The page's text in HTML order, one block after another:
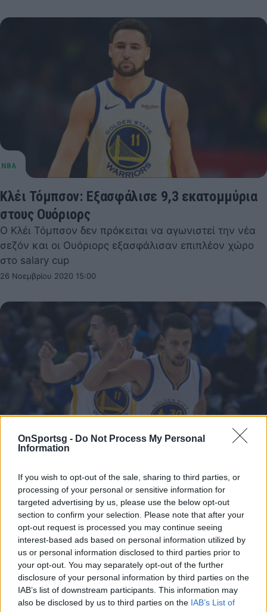
OnSportsg - Do Not Process My Personal
Information
If you wish to opt-out of the sale, sharing to third parties, or
processing of your personal or sensitive information for
targeted advertising by us, please use the below opt-out
section to confirm your selection. Please note that after your
opt-out request is processed you may continue seeing
interest-based ads based on personal information utilized by
us or personal information disclosed to third parties prior to
your opt-out. You may separately opt-out of the further
disclosure of your personal information by third parties on the
IAB’s list of downstream participants. This information may
also be disclosed by us to third parties on the IAB’s List of
Κλέι Τόμπσον: Εξασφάλισε 9,3 εκατομμύρια
στους Ουόριορς
Ο Κλέι Τόμπσον δεν πρόκειται να αγωνιστεί την νέα
σεζόν και οι Ουόριορς εξασφάλισαν επιπλέον χώρο
στο salary cup
26 Νοεμβρίου 2020 15:00
Στεφ Κάρι: Ξέσπασε σε κλάματα όταν έμαθε
για τον Τόμπσον
Ο Στεφ Κάρι σε συνέντευξη που παραχώρησε
αποκάλυψε ότι ξέσπασε σε κλάματα όταν
ενημερώθηκε για τον νέο τραυματισμό του συμπαίκτη
24 Νοεμβρίου 2020 15:34